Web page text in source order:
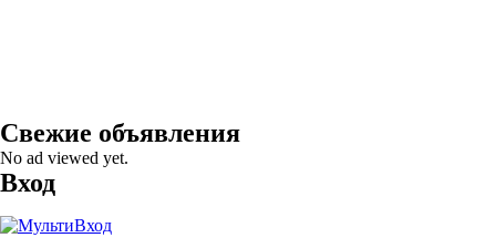
Свежие объявления
No ad viewed yet.
Вход